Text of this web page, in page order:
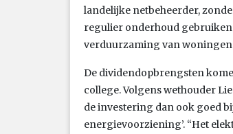
landelijke netbeheerder,
regulier onderhoud
verduurzaming van woningen
De dividendopbrengsten
college. Volgens wethouder
de investering dan ook goed
energievoorziening’. “Het